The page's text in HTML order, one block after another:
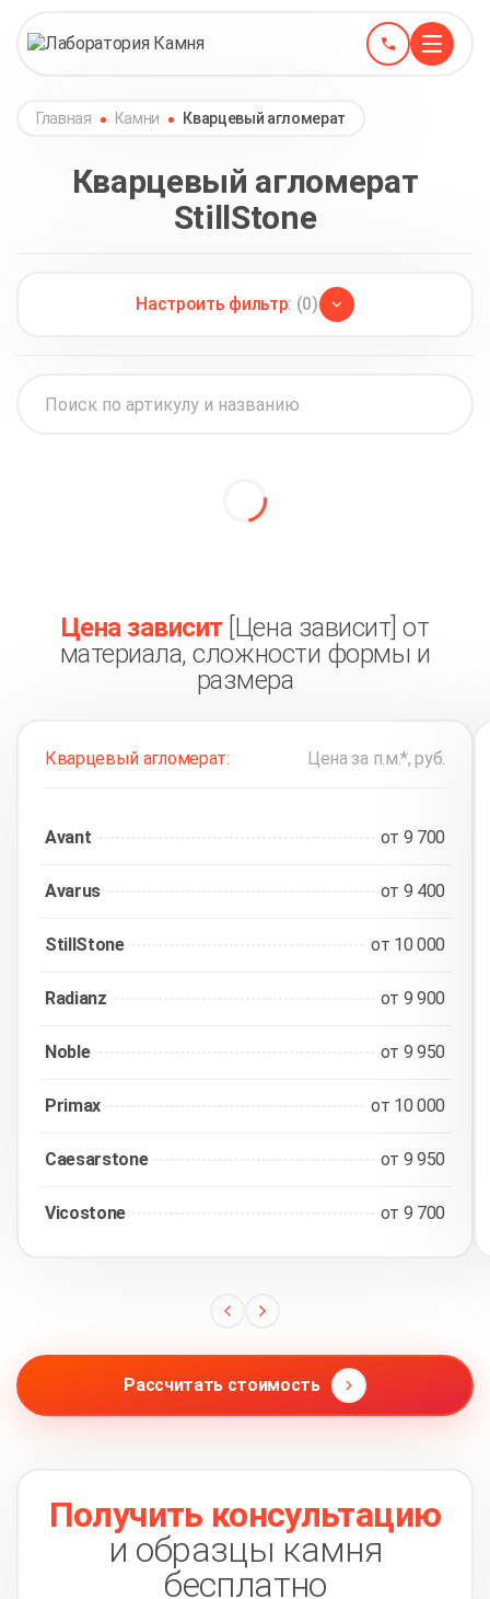
Главная Камни Кварцевый агломерат
Кварцевый агломерат
StillStone
Настроить фильтр: (0)
Avant(46)
Цена зависит [Цена зависит] от
материала, сложности формы и
размера
Кварцевый агломерат: Цена за п.м.*, руб.
Avant от 9 700
Avarus от 9 400
StillStone от 10 000
Radianz от 9 900
Noble от 9 950
Primax от 10 000
Caesarstone от 9 950
Vicostone от 9 700
Рассчитать стоимость
Получить консультацию
и образцы камня
бесплатно